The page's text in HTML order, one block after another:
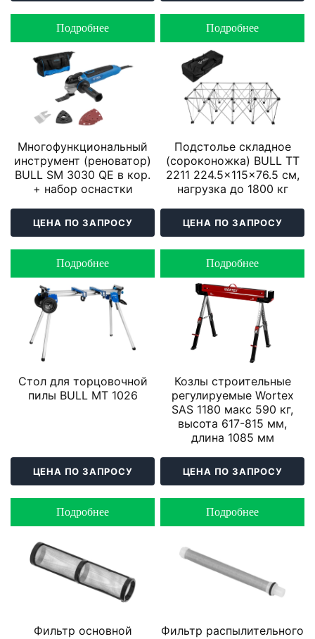
Подробнее Подробнее
Многофункциональный
инструмент (реноватор)
BULL SM 3030 QE в кор.
+ набор оснастки
ЦЕНА ПО ЗАПРОСУ
Подробнее
Подстолье складное
(cороконожка) BULL TT
2211 224.5x115x76.5 см,
нагрузка до 1800 кг
ЦЕНА ПО ЗАПРОСУ
Подробнее
Стол для торцовочной
пилы BULL MT 1026
ЦЕНА ПО ЗАПРОСУ
Подробнее
Козлы строительные
регулируемые Wortex
SAS 1180 макс 590 кг,
высота 617-815 мм,
длина 1085 мм
ЦЕНА ПО ЗАПРОСУ
Подробнее
Фильтр основной
Фильтр распылительного